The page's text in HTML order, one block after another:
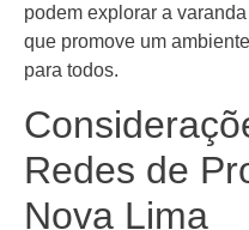
podem explorar a
que promove um
para todos.
Redes de
Nova Lima